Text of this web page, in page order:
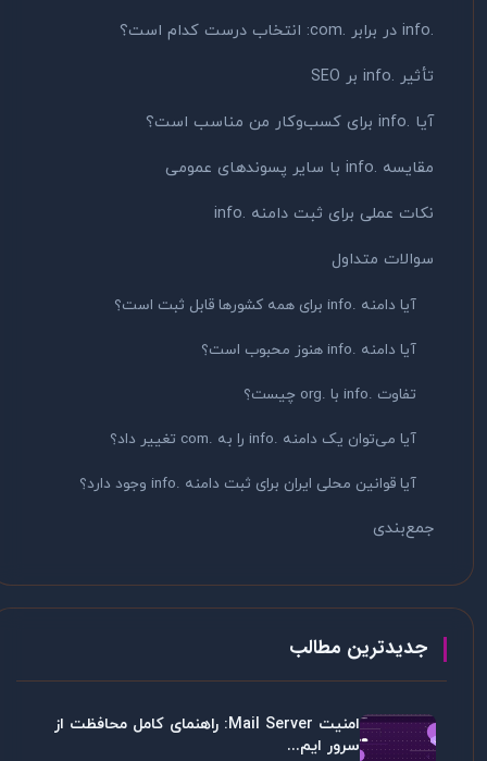
تأثیر .info بر SEO
آیا .info برای کسب‌وکار من مناسب است؟
مقایسه .info با سایر پسوندهای عمومی
نکات عملی برای ثبت دامنه .info
سوالات متداول
آیا دامنه .info برای همه کشورها قابل ثبت است؟
آیا دامنه .info هنوز محبوب است؟
تفاوت .info با .org چیست؟
آیا می‌توان یک دامنه .info را به .com تغییر داد؟
آیا قوانین محلی ایران برای ثبت دامنه .info وجود دارد؟
جمع‌بندی
جدیدترین مطالب
امنیت Mail Server: راهنمای کامل محافظت از
سرور ایم...